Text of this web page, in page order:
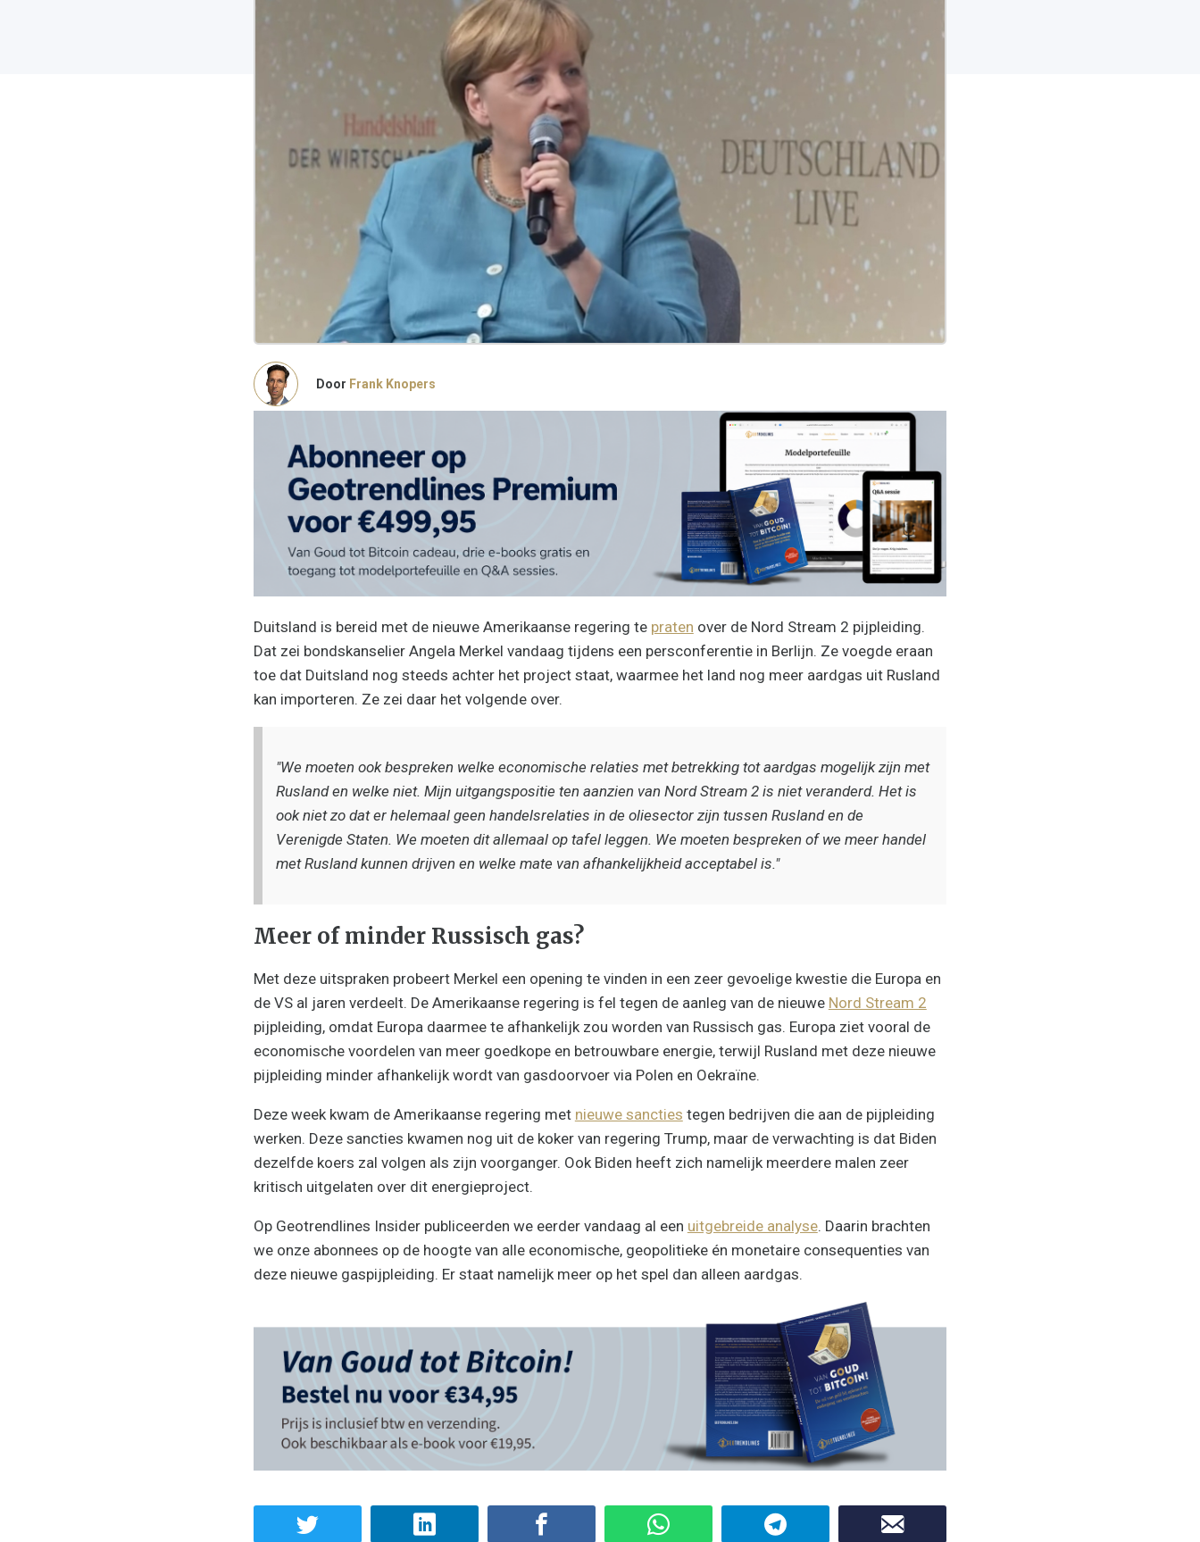
Door Frank Knopers
Duitsland is bereid met de nieuwe Amerikaanse regering te praten over de Nord Stream 2 pijpleiding.
Dat zei bondskanselier Angela Merkel vandaag tijdens een persconferentie in Berlijn. Ze voegde eraan
toe dat Duitsland nog steeds achter het project staat, waarmee het land nog meer aardgas uit Rusland
kan importeren. Ze zei daar het volgende over.
"We moeten ook bespreken welke economische relaties met betrekking tot aardgas mogelijk zijn met
Rusland en welke niet. Mijn uitgangspositie ten aanzien van Nord Stream 2 is niet veranderd. Het is
ook niet zo dat er helemaal geen handelsrelaties in de oliesector zijn tussen Rusland en de
Verenigde Staten. We moeten dit allemaal op tafel leggen. We moeten bespreken of we meer handel
met Rusland kunnen drijven en welke mate van afhankelijkheid acceptabel is."
Meer of minder Russisch gas?
Met deze uitspraken probeert Merkel een opening te vinden in een zeer gevoelige kwestie die Europa en
de VS al jaren verdeelt. De Amerikaanse regering is fel tegen de aanleg van de nieuwe Nord Stream 2
pijpleiding, omdat Europa daarmee te afhankelijk zou worden van Russisch gas. Europa ziet vooral de
economische voordelen van meer goedkope en betrouwbare energie, terwijl Rusland met deze nieuwe
pijpleiding minder afhankelijk wordt van gasdoorvoer via Polen en Oekraïne.
Deze week kwam de Amerikaanse regering met nieuwe sancties tegen bedrijven die aan de pijpleiding
werken. Deze sancties kwamen nog uit de koker van regering Trump, maar de verwachting is dat Biden
dezelfde koers zal volgen als zijn voorganger. Ook Biden heeft zich namelijk meerdere malen zeer
kritisch uitgelaten over dit energieproject.
Op Geotrendlines Insider publiceerden we eerder vandaag al een uitgebreide analyse. Daarin brachten
we onze abonnees op de hoogte van alle economische, geopolitieke én monetaire consequenties van
deze nieuwe gaspijpleiding. Er staat namelijk meer op het spel dan alleen aardgas.